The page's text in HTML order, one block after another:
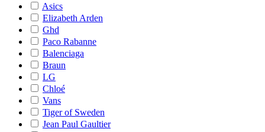
Asics
Elizabeth Arden
Ghd
Paco Rabanne
Balenciaga
Braun
LG
Chloé
Vans
Tiger of Sweden
Jean Paul Gaultier